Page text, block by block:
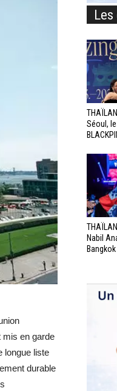
mis en garde
longue liste
durable
Séoul,
Nabil
Bangkok